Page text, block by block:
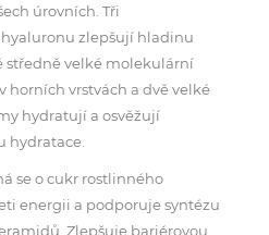
úrovních. Tři
zlepšují hladinu
středně velké molekulární
horních vrstvách a dvě velké
hydratují a osvěžují
hydratace.
se o cukr rostlinného
energii a podporuje syntézu
Zlepšuje bariérovou